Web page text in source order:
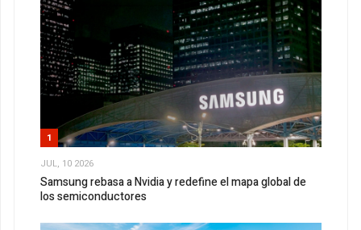
1
JUL, 10 2026
Samsung rebasa a Nvidia y redefine el mapa global de
los semiconductores